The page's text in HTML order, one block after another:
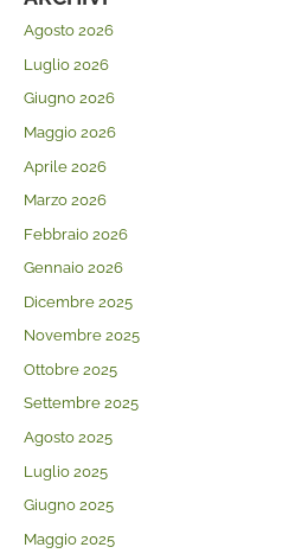
Agosto 2026
Luglio 2026
Giugno 2026
Maggio 2026
Aprile 2026
Marzo 2026
Febbraio 2026
Gennaio 2026
Dicembre 2025
Novembre 2025
Ottobre 2025
Settembre 2025
Agosto 2025
Luglio 2025
Giugno 2025
Maggio 2025